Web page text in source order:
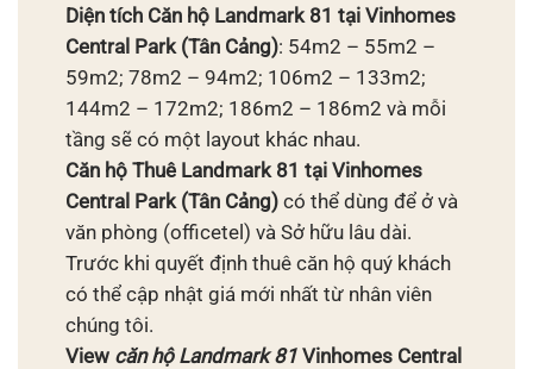
Diện tích Căn hộ Landmark 81 tại Vinhomes
Central Park (Tân Cảng): 54m2 – 55m2 –
59m2; 78m2 – 94m2; 106m2 – 133m2;
144m2 – 172m2; 186m2 – 186m2 và mỗi
tầng sẽ có một layout khác nhau.
Căn hộ Thuê Landmark 81 tại Vinhomes
Central Park (Tân Cảng) có thể dùng để ở và
văn phòng (officetel) và Sở hữu lâu dài.
Trước khi quyết định thuê căn hộ quý khách
có thể cập nhật giá mới nhất từ nhân viên
chúng tôi.
View căn hộ Landmark 81 Vinhomes Central